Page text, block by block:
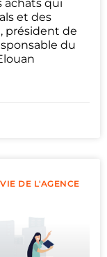
achats qui
et des
président de
du
DE L'AGENCE